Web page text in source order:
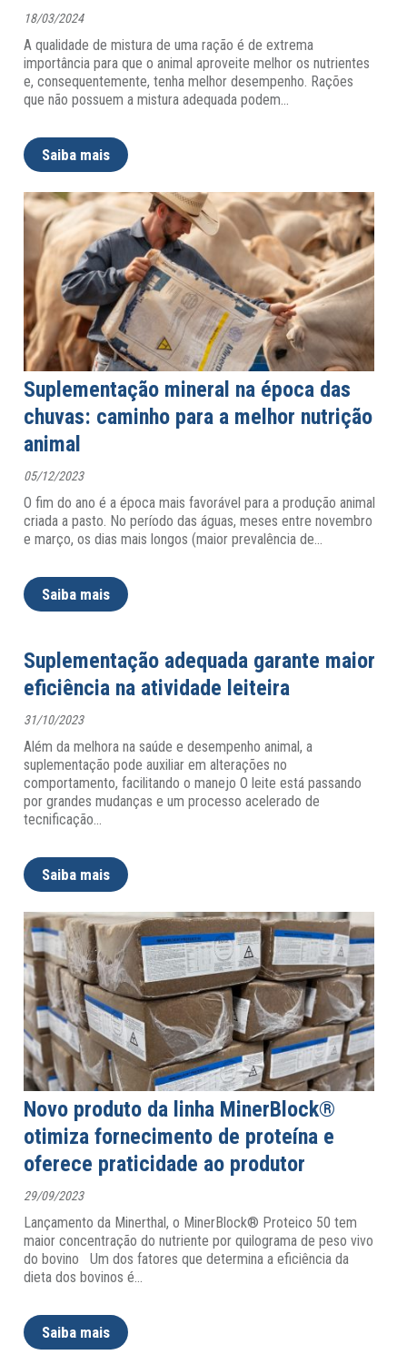
18/03/2024
A qualidade de mistura de uma ração é de extrema
importância para que o animal aproveite melhor os nutrientes
e, consequentemente, tenha melhor desempenho. Rações
que não possuem a mistura adequada podem
Saiba mais
Suplementação mineral na época das
chuvas: caminho para a melhor nutrição
animal
05/12/2023
O fim do ano é a época mais favorável para a produção animal
criada a pasto. No período das águas, meses entre novembro
e março, os dias mais longos (maior prevalência de…
Saiba mais
Suplementação adequada garante maior
eficiência na atividade leiteira
31/10/2023
Além da melhora na saúde e desempenho animal, a
suplementação pode auxiliar em alterações no
comportamento, facilitando o manejo O leite está passando
por grandes mudanças e um processo acelerado de
tecnificação…
Saiba mais
Novo produto da linha MinerBlock®
otimiza fornecimento de proteína e
oferece praticidade ao produtor
29/09/2023
Lançamento da Minerthal, o MinerBlock® Proteico 50 tem
maior concentração do nutriente por quilograma de peso vivo
do bovino Um dos fatores que determina a eficiência da
dieta dos bovinos é…
Saiba mais